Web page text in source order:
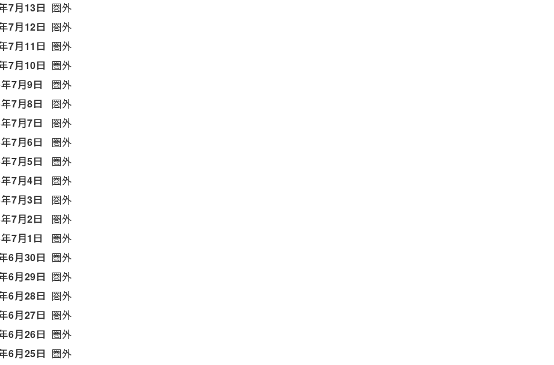
7月13日 圏外
7月12日 圏外
7月11日 圏外
7月10日 圏外
7月9日
圏外
7月8日
圏外
7月7日
圏外
7月6日
圏外
7月5日
圏外
7月4日
圏外
7月3日
圏外
7月2日
圏外
7月1日
圏外
6月30日 圏外
6月29日 圏外
6月28日 圏外
6月27日 圏外
6月26日 圏外
6月25日 圏外